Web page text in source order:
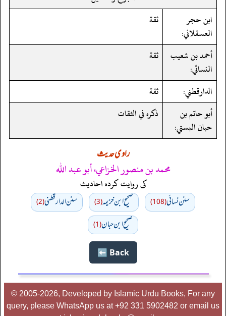
ابن حجر
العسقلاني:
ثقة
أحمد بن شعيب
النسائي:
ثقة
الدارقطني:
ثقة
أبو حاتم بن
حبان البستي:
ذكره في الثقات
راوی حدیث
محمد بن منصور الخزاعي، أبو عبد الله
کی روایت کردہ احادیث
سنن نسائي(108) صحيح ابن خزيمه(3) سنن الدارقطني(2)
صحیح ابن حبان(1)
Back ⬅️
© 2005-2026, Developed by Islamic Urdu Books, For any
query, please WhatsApp us at +92 331 5902482 or email us